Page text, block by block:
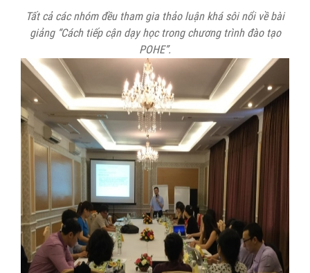
Tất cả các nhóm đều tham gia thảo luận khá sôi nổi về bài
giảng “Cách tiếp cận dạy học trong chương trình đào tạo
POHE”.